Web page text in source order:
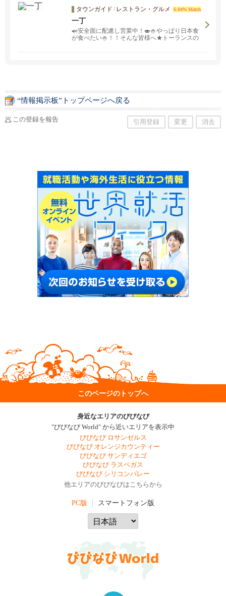
タウンガイド / レストラン・グルメ 6.84% Match
一丁
🍛安全面に配慮し営業中！🍣🍚やっぱり日本食
が食べたい🍚！！そんな皆様へ★トーランスの
一度お越し下さい、満面の笑顔でお待ちして下
ります。
“情報掲示板”トップページへ戻る
この登録を報告 引用登録 変更 消去
このページのトップへ
身近なエリアのびびなび
"びびなび World" から近いエリアを表示中
びびなび ロサンゼルス
びびなび オレンジカウンティー
びびなび サンディエゴ
びびなび ラスベガス
びびなび シリコンバレー
他エリアのびびなびはこちらから
PC版 スマートフォン版